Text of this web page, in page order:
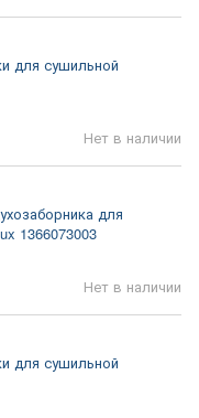
для сушильной
Нет в наличии
для
1366073003
Нет в наличии
для сушильной